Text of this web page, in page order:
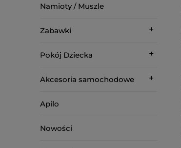
Namioty / Muszle
Zabawki
Pokój Dziecka
Akcesoria samochodowe
Apilo
Nowości